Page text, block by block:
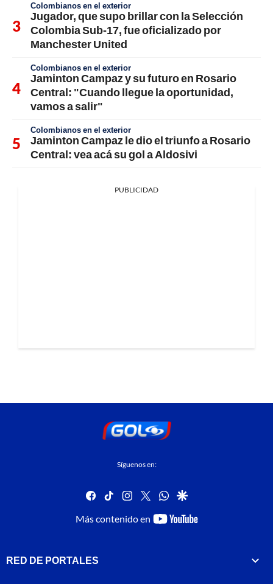
Colombianos en el exterior
Jugador, que supo brillar con la Selección
Colombia Sub-17, fue oficializado por
Manchester United
Colombianos en el exterior
Jaminton Campaz y su futuro en Rosario
Central: "Cuando llegue la oportunidad,
vamos a salir"
Colombianos en el exterior
Jaminton Campaz le dio el triunfo a Rosario
Central: vea acá su gol a Aldosivi
PUBLICIDAD
Síguenos en:
facebook
tiktok instagram
twitterwhatsapp
google
Más contenido en
youtube-
RED DE PORTALES